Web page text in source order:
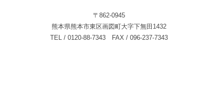
〒862-0945
熊本県熊本市東区画図町大字下無田1432
TEL / 0120-88-7343 FAX / 096-237-7343